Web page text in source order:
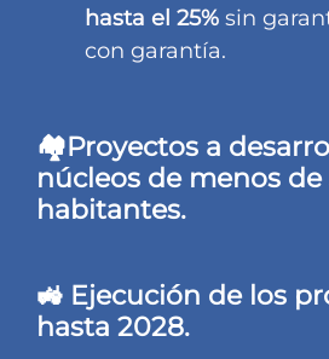
hasta el 25% sin
con garantía.
🏘️Proyectos a
núcleos de menos de
habitantes.
🚜 Ejecución de los
hasta 2028.